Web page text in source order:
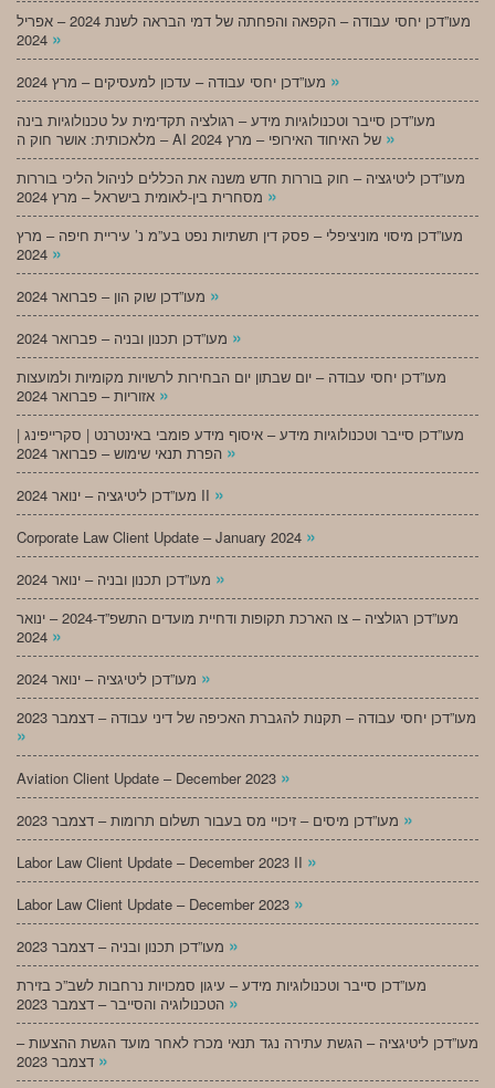
מעו”דכן יחסי עבודה – הקפאה והפחתה של דמי הבראה לשנת 2024 – אפריל
»
»
מעו”דכן סייבר וטכנולוגיות מידע – רגולציה תקדימית על טכנולוגיות בינה
»
מעו”דכן ליטיגציה – חוק בוררות חדש משנה את הכללים לניהול הליכי בוררות
»
מעו”דכן מיסוי מוניציפלי – פסק דין תשתיות נפט בע”מ נ’ עיריית חיפה – מרץ
»
»
»
מעו”דכן יחסי עבודה – יום שבתון יום הבחירות לרשויות מקומיות ולמועצות
»
מעו”דכן סייבר וטכנולוגיות מידע – איסוף מידע פומבי באינטרנט | סקרייפינג |
»
מעו”דכן ליטיגציה – ינואר 2024 II »
Corporate Law Client Update – January 2024 »
»
מעו”דכן רגולציה – צו הארכת תקופות ודחיית מועדים התשפ”ד-2024 – ינואר
»
»
מעו”דכן יחסי עבודה – תקנות להגברת האכיפה של דיני עבודה – דצמבר 2023
»
Aviation Client Update – December 2023 »
»
Labor Law Client Update – December 2023 II »
Labor Law Client Update – December 2023 »
»
מעו”דכן סייבר וטכנולוגיות מידע – עיגון סמכויות נרחבות לשב”כ בזירת
»
מעו”דכן ליטיגציה – הגשת עתירה נגד תנאי מכרז לאחר מועד הגשת ההצעות –
»